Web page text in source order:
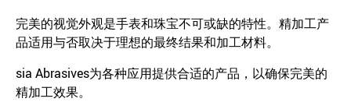
完美的视觉外观是手表和珠宝不可或缺的特性。精加工产
品适用与否取决于理想的最终结果和加工材料。
sia Abrasives为各种应用提供合适的产品，以确保完美的
精加工效果。